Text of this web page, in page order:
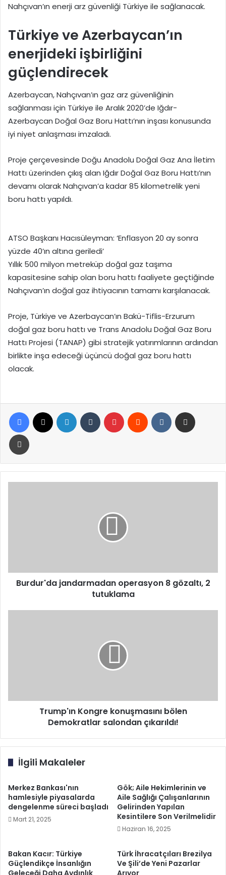
Nahçıvan’ın enerji arz güvenliği Türkiye ile sağlanacak.
Türkiye ve Azerbaycan’ın
enerjideki işbirliğini
güçlendirecek
Azerbaycan, Nahçıvan’ın gaz arz güvenliğinin
sağlanması için Türkiye ile Aralık 2020’de Iğdır-
Azerbaycan Doğal Gaz Boru Hattı’nın inşası konusunda
iyi niyet anlaşması imzaladı.
Proje çerçevesinde Doğu Anadolu Doğal Gaz Ana İletim
Hattı üzerinden çıkış alan Iğdır Doğal Gaz Boru Hattı’nın
devamı olarak Nahçıvan’a kadar 85 kilometrelik yeni
boru hattı yapıldı.
ATSO Başkanı Hacısüleyman: ‘Enflasyon 20 ay sonra
yüzde 40’ın altına geriledi’
Yıllık 500 milyon metreküp doğal gaz taşıma
kapasitesine sahip olan boru hattı faaliyete geçtiğinde
Nahçıvan’ın doğal gaz ihtiyacının tamamı karşılanacak.
Proje, Türkiye ve Azerbaycan’ın Bakü-Tiflis-Erzurum
doğal gaz boru hattı ve Trans Anadolu Doğal Gaz Boru
Hattı Projesi (TANAP) gibi stratejik yatırımlarının ardından
birlikte inşa edeceği üçüncü doğal gaz boru hattı
olacak.
Facebook LinkedIn Tumblr Pinterest Reddit VKontakte
Yazdır
Burdur'da jandarmadan operasyon 8 gözaltı, 2
tutuklama
Trump'ın Kongre konuşmasını bölen
Demokratlar salondan çıkarıldı!
İlgili Makaleler
Merkez Bankası'nın
hamlesiyle piyasalarda
dengelenme süreci başladı
Mart 21, 2025
Gök; Aile Hekimlerinin ve
Aile Sağlığı Çalışanlarının
Gelirinden Yapılan
Kesintilere Son Verilmelidir
Haziran 16, 2025
Bakan Kacır: Türkiye
Güçlendikçe İnsanlığın
Türk İhracatçıları Brezilya
Ve Şili’de Yeni Pazarlar